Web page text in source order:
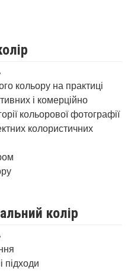
кольору на практиці
і комерційно
кольорової фотографії
колористичних
колір
підходи